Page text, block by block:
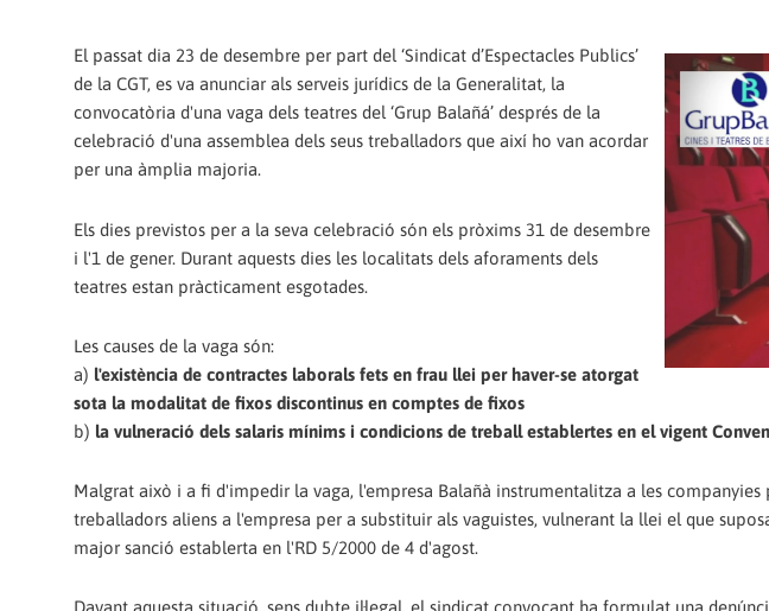
El passat dia 23 de desembre per part del ‘Sindicat d’Espectacles Publics’
de la CGT, es va anunciar als serveis jurídics de la Generalitat, la
convocatòria d'una vaga dels teatres del ‘Grup Balañá’ després de la
celebració d'una assemblea dels seus treballadors que així ho van acordar
per una àmplia majoria.
Els dies previstos per a la seva celebració són els pròxims 31 de desembre
i l'1 de gener. Durant aquests dies les localitats dels aforaments dels
teatres estan pràcticament esgotades.
Les causes de la vaga són:
a) l'existència de contractes laborals fets en frau llei per haver-se atorgat
sota la modalitat de fixos discontinus en comptes de fixos
b) la vulneració dels salaris mínims i condicions de treball establertes en el vigent
Malgrat això i a fi d'impedir la vaga, l'empresa Balañà instrumentalitza a les companyies
treballadors aliens a l'empresa per a substituir als vaguistes, vulnerant la llei el que
major sanció establerta en l'RD 5/2000 de 4 d'agost.